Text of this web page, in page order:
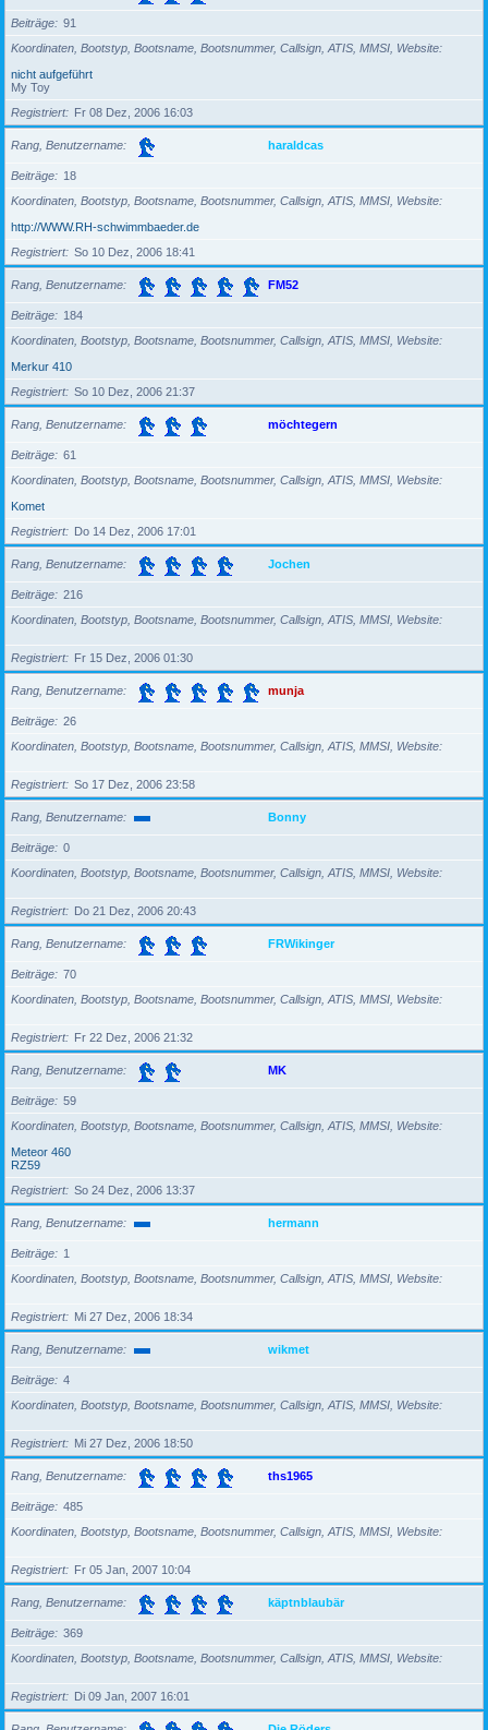
Beiträge
91
Koordinaten, Bootstyp, Bootsname, Bootsnummer, Callsign, ATIS, MMSI, Website
nicht aufgeführt
My Toy
Registriert
Fr 08 Dez, 2006 16:03
Rang, Benutzername haraldcas
Beiträge
18
Koordinaten, Bootstyp, Bootsname, Bootsnummer, Callsign, ATIS, MMSI, Website
http://WWW.RH-schwimmbaeder.de
Registriert
So 10 Dez, 2006 18:41
Rang, Benutzername FM52
Beiträge
184
Koordinaten, Bootstyp, Bootsname, Bootsnummer, Callsign, ATIS, MMSI, Website
Merkur 410
Registriert
So 10 Dez, 2006 21:37
Rang, Benutzername möchtegern
Beiträge
61
Koordinaten, Bootstyp, Bootsname, Bootsnummer, Callsign, ATIS, MMSI, Website
Komet
Registriert
Do 14 Dez, 2006 17:01
Rang, Benutzername Jochen
Beiträge
216
Koordinaten, Bootstyp, Bootsname, Bootsnummer, Callsign, ATIS, MMSI, Website
Registriert Fr 15 Dez, 2006 01:30
Rang, Benutzername munja
Beiträge
26
Koordinaten, Bootstyp, Bootsname, Bootsnummer, Callsign, ATIS, MMSI, Website
Registriert So 17 Dez, 2006 23:58
Rang, Benutzername Bonny
Beiträge
0
Koordinaten, Bootstyp, Bootsname, Bootsnummer, Callsign, ATIS, MMSI, Website
Registriert Do 21 Dez, 2006 20:43
Rang, Benutzername FRWikinger
Beiträge
70
Koordinaten, Bootstyp, Bootsname, Bootsnummer, Callsign, ATIS, MMSI, Website
Registriert Fr 22 Dez, 2006 21:32
Rang, Benutzername MK
Beiträge
59
Koordinaten, Bootstyp, Bootsname, Bootsnummer, Callsign, ATIS, MMSI, Website
Meteor 460
RZ59
Registriert
So 24 Dez, 2006 13:37
Rang, Benutzername hermann
Beiträge
1
Koordinaten, Bootstyp, Bootsname, Bootsnummer, Callsign, ATIS, MMSI, Website
Registriert Mi 27 Dez, 2006 18:34
Rang, Benutzername wikmet
Beiträge
4
Koordinaten, Bootstyp, Bootsname, Bootsnummer, Callsign, ATIS, MMSI, Website
Registriert Mi 27 Dez, 2006 18:50
Rang, Benutzername ths1965
Beiträge
485
Koordinaten, Bootstyp, Bootsname, Bootsnummer, Callsign, ATIS, MMSI, Website
Registriert Fr 05 Jan, 2007 10:04
Rang, Benutzername käptnblaubär
Beiträge
369
Koordinaten, Bootstyp, Bootsname, Bootsnummer, Callsign, ATIS, MMSI, Website
Registriert Di 09 Jan, 2007 16:01